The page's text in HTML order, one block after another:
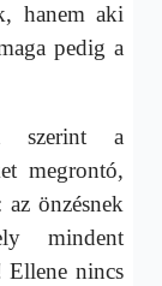
hanem aki
pedig a
szerint a
megrontó,
az önzésnek
mindent
Ellene nincs